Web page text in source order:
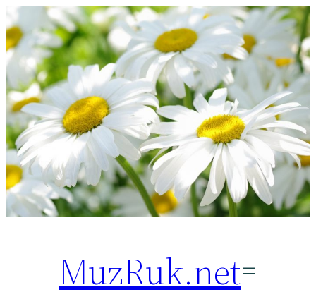
Перейти
к
содержимому
MuzRuk.net